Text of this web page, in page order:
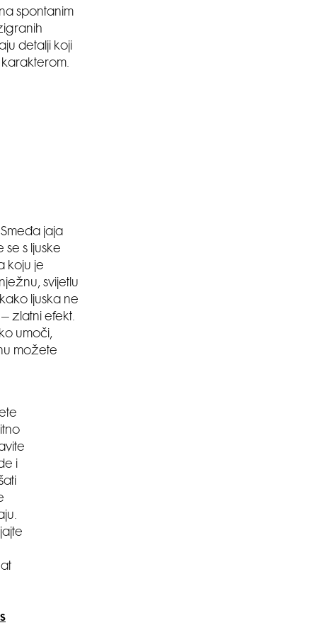
spontanim
detalji koji
karakterom.
jaja
se s ljuske
koju je
svijetlu
ljuska ne
zlatni efekt.
umoči,
možete
i